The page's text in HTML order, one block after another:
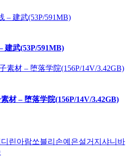
建武(53P/591MB)
材 – 堕落学院(156P/14V/3.42GB)
린아람쏘블리 손예은설거지 샤니 바